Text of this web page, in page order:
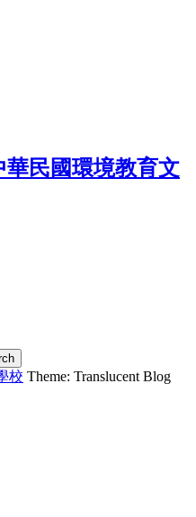
華民國環境教育文
校 Theme: Translucent Blog